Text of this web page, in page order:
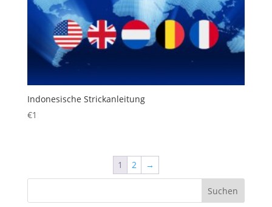
Indonesische Strickanleitung
€1
1 2 →
Suchen